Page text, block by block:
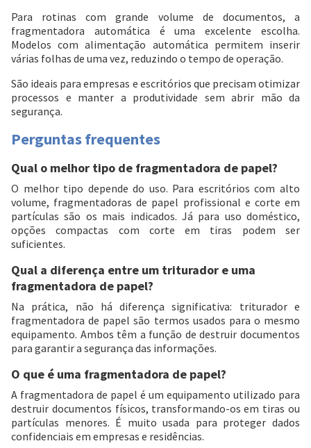
Para rotinas com grande volume de documentos, a
fragmentadora automática é uma excelente escolha.
Modelos com alimentação automática permitem inserir
várias folhas de uma vez, reduzindo o tempo de operação.
São ideais para empresas e escritórios que precisam otimizar
processos e manter a produtividade sem abrir mão da
segurança.
Perguntas frequentes
Qual o melhor tipo de fragmentadora de papel?
O melhor tipo depende do uso. Para escritórios com alto
volume, fragmentadoras de papel profissional e corte em
partículas são os mais indicados. Já para uso doméstico,
opções compactas com corte em tiras podem ser
suficientes.
Qual a diferença entre um triturador e uma
fragmentadora de papel?
Na prática, não há diferença significativa: triturador e
fragmentadora de papel são termos usados para o mesmo
equipamento. Ambos têm a função de destruir documentos
para garantir a segurança das informações.
O que é uma fragmentadora de papel?
A fragmentadora de papel é um equipamento utilizado para
destruir documentos físicos, transformando-os em tiras ou
partículas menores. É muito usada para proteger dados
confidenciais em empresas e residências.